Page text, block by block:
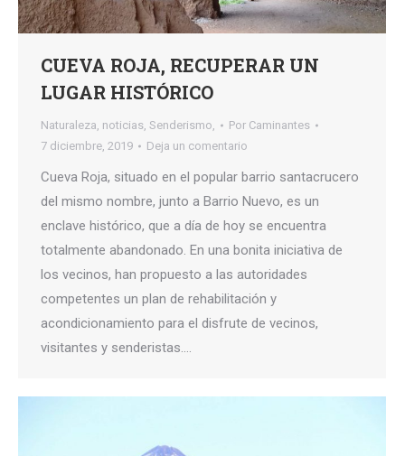
CUEVA ROJA, RECUPERAR UN
LUGAR HISTÓRICO
Naturaleza, noticias, Senderismo, Por Caminantes
7 diciembre, 2019
Deja un comentario
Cueva Roja, situado en el popular barrio santacrucero
del mismo nombre, junto a Barrio Nuevo, es un
enclave histórico, que a día de hoy se encuentra
totalmente abandonado. En una bonita iniciativa de
los vecinos, han propuesto a las autoridades
competentes un plan de rehabilitación y
acondicionamiento para el disfrute de vecinos,
visitantes y senderistas.…